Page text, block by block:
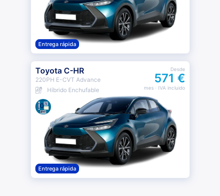
Entrega rápida
Toyota C-HR
220PH E-CVT Advance
Híbrido Enchufable
Desde
571 €
mes· IVA incluido
Entrega rápida